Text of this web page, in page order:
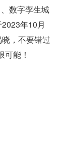
数字孪生城
年10月
，不要错过
能！